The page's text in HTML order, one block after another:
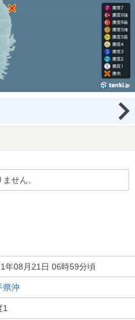
せん。
年08月21日 06時59分頃
県沖
1